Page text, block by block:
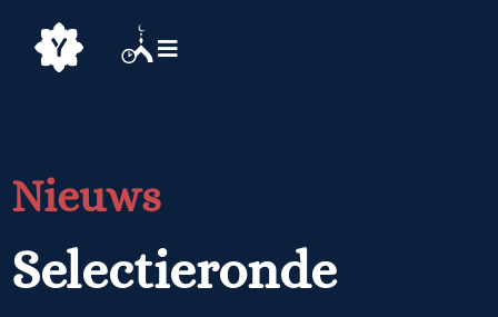
Nieuws
Selectieronde